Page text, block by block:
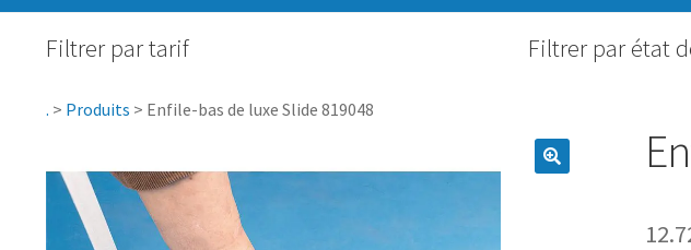
Filtrer par tarif Filtrer par état
. > Produits > Enfile-bas de luxe Slide 819048